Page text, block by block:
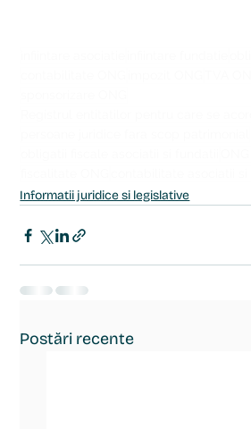
Informatii juridice si legislative
Postări recente